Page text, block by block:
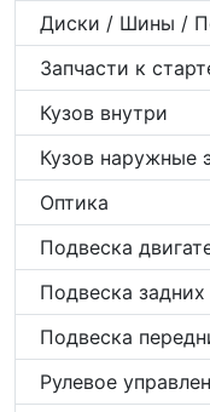
Диски / Шины /
Запчасти к
Кузов внутри
Кузов наружные
Оптика
Подвеска
Подвеска задних
Подвеска
Рулевое